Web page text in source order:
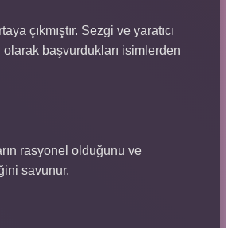
çıkmıştır. Sezgi ve yaratıcı
başvurdukları isimlerden
rasyonel olduğunu ve
savunur.